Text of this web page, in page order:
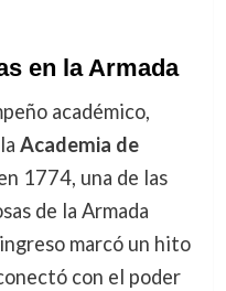
en la Armada
académico,
Academia de
1774, una de las
de la Armada
marcó un hito
con el poder